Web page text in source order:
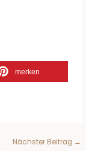
merken
Nächster Beitrag →